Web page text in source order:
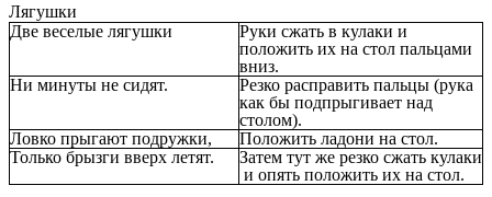
Лягушки
Две веселые лягушки
Руки сжать в кулаки и
положить их на стол пальцами
вниз.
Ни минуты не сидят.
Резко расправить пальцы (рука
как бы подпрыгивает над
столом).
Ловко прыгают подружки,
Положить ладони на стол.
Только брызги вверх летят.
Затем тут же резко сжать кулаки
и опять положить их на стол.